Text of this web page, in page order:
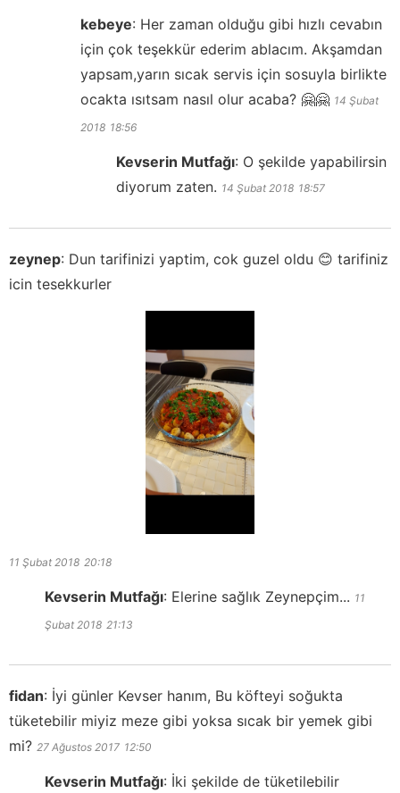
kebeye: Her zaman olduğu gibi hızlı cevabın
için çok teşekkür ederim ablacım. Akşamdan
yapsam,yarın sıcak servis için sosuyla birlikte
ocakta ısıtsam nasıl olur acaba? 🤗🤗 14 Şubat
2018 18:56
Kevserin Mutfağı: O şekilde yapabilirsin
diyorum zaten. 14 Şubat 2018 18:57
zeynep: Dun tarifinizi yaptim, cok guzel oldu 😊 tarifiniz
icin tesekkurler
11 Şubat 2018 20:18
Kevserin Mutfağı: Elerine sağlık Zeynepçim... 11
Şubat 2018 21:13
fidan: İyi günler Kevser hanım, Bu köfteyi soğukta
tüketebilir miyiz meze gibi yoksa sıcak bir yemek gibi
mi? 27 Ağustos 2017 12:50
Kevserin Mutfağı: İki şekilde de tüketilebilir